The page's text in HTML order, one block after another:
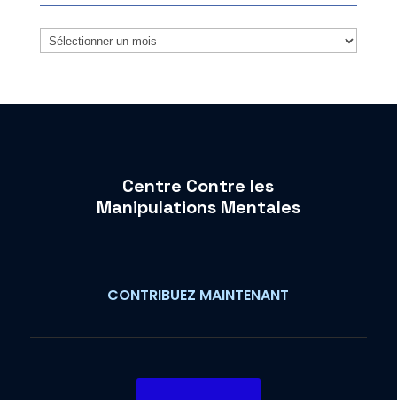
Archives
Centre Contre les
Manipulations Mentales
CONTRIBUEZ MAINTENANT